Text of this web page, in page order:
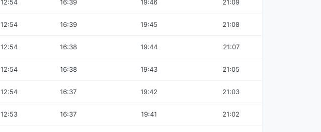
12:54 16:39 19:46 21:09
12:54 16:39 19:45 21:08
12:54 16:38 19:44 21:07
12:54 16:38 19:43 21:05
12:54 16:37 19:42 21:03
12:53 16:37 19:41 21:02